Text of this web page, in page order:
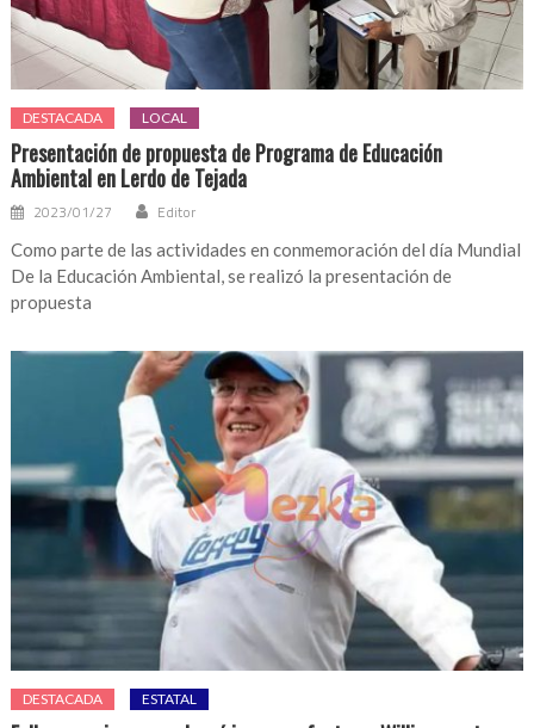
DESTACADA LOCAL
Presentación de propuesta de Programa de Educación
Ambiental en Lerdo de Tejada
2023/01/27 Editor
Como parte de las actividades en conmemoración del día Mundial
De la Educación Ambiental, se realizó la presentación de
propuesta
DESTACADA ESTATAL